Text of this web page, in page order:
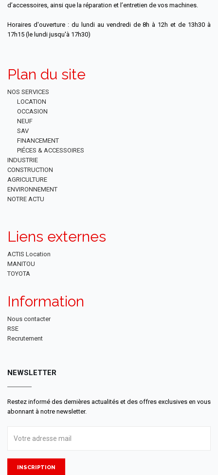
d’accessoires, ainsi que la réparation et l’entretien de vos machines.
Horaires d'ouverture : du lundi au vendredi de 8h à 12h et de 13h30 à
17h15 (le lundi jusqu'à 17h30)
Plan du site
NOS SERVICES
LOCATION
OCCASION
NEUF
SAV
FINANCEMENT
PIÉCES & ACCESSOIRES
INDUSTRIE
CONSTRUCTION
AGRICULTURE
ENVIRONNEMENT
NOTRE ACTU
Liens externes
ACTIS Location
MANITOU
TOYOTA
Information
Nous contacter
RSE
Recrutement
NEWSLETTER
Restez informé des dernières actualités et des offres exclusives en vous
abonnant à notre newsletter.
INSCRIPTION